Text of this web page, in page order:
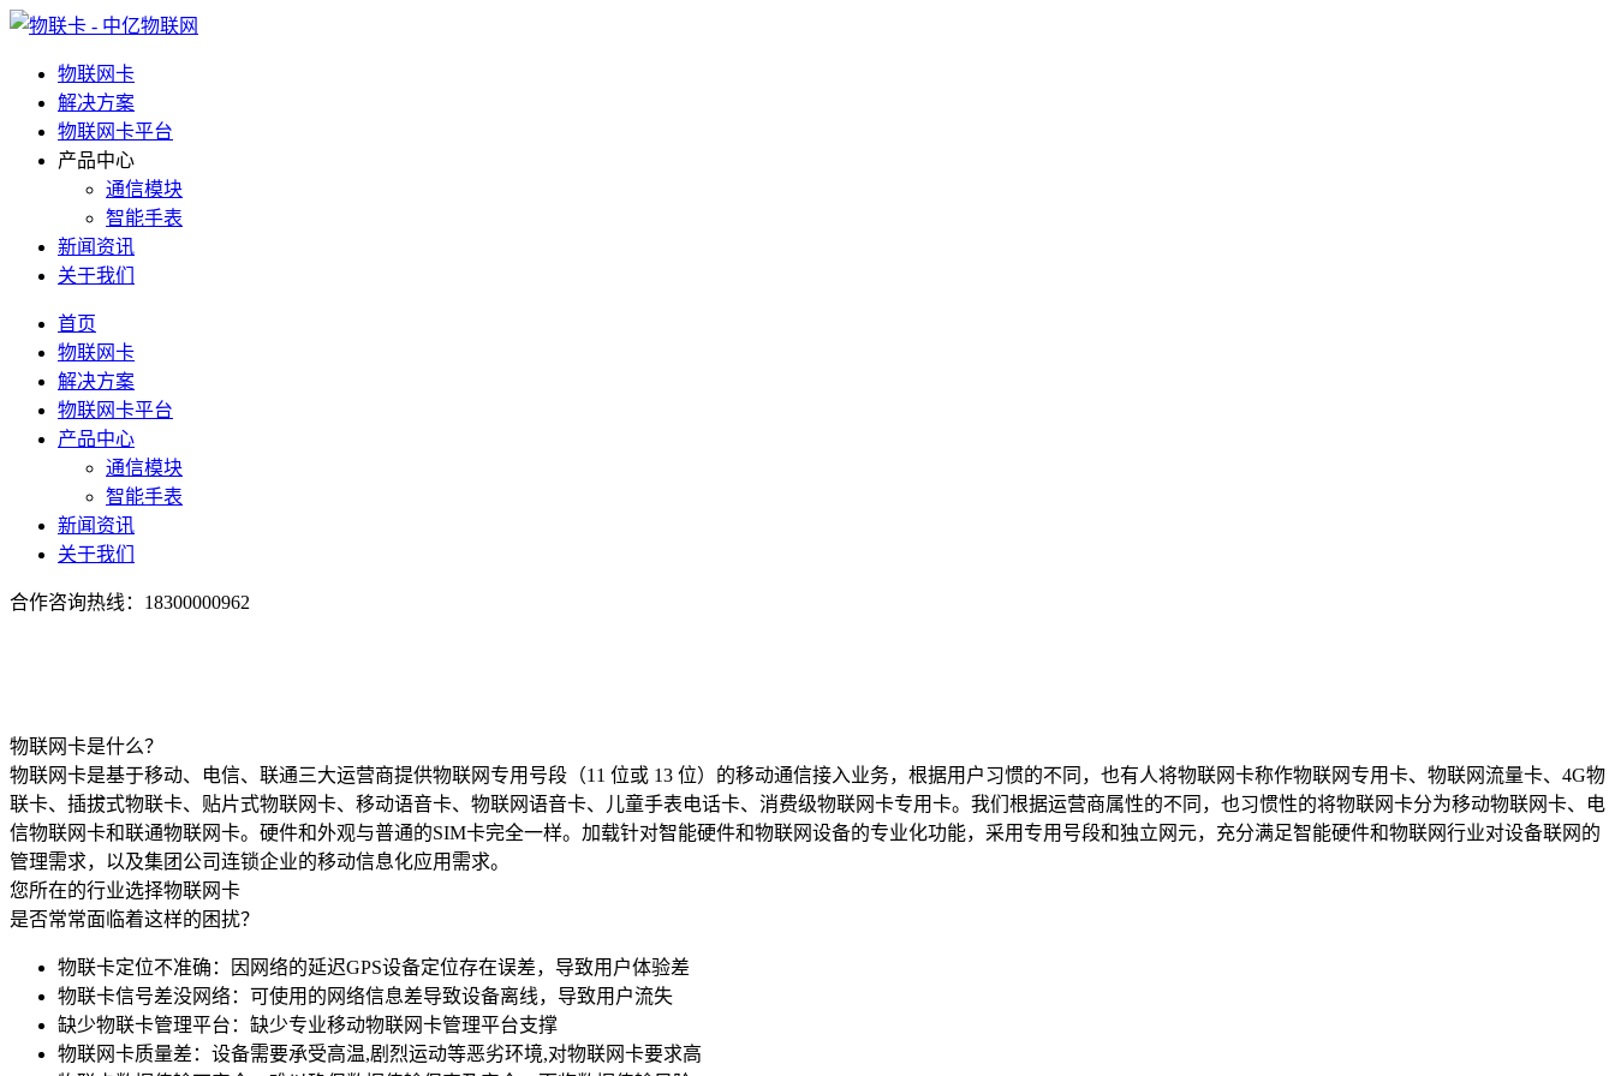
物联网卡
解决方案
物联网卡平台
产品中心
通信模块
智能手表
新闻资讯
关于我们
首页
物联网卡
解决方案
物联网卡平台
产品中心
通信模块
智能手表
新闻资讯
关于我们
合作咨询热线： 18300000962
物联网卡是什么？
物联网卡是基于移动、电信、联通三大运营商提供物联网专用号段（11 位或 13 位）的移动通信接入业务，根据用户习惯的不同，也有人将物联网卡称作物联网专用卡、物联网流量卡、4G物
联卡、插拔式物联卡、贴片式物联网卡、移动语音卡、物联网语音卡、儿童手表电话卡、消费级物联网卡专用卡。我们根据运营商属性的不同，也习惯性的将物联网卡分为移动物联网卡、电
信物联网卡和联通物联网卡。硬件和外观与普通的SIM卡完全一样。加载针对智能硬件和物联网设备的专业化功能，采用专用号段和独立网元，充分满足智能硬件和物联网行业对设备联网的
管理需求，以及集团公司连锁企业的移动信息化应用需求。
您所在的行业选择物联网卡
是否常常面临着这样的困扰？
物联卡定位不准确：
因网络的延迟GPS设备定位存在误差，导致用户体验差
物联卡信号差没网络： 可使用的网络信息差导致设备离线，导致用户流失
缺少物联卡管理平台： 缺少专业移动物联网卡管理平台支撑
物联网卡质量差： 设备需要承受高温,剧烈运动等恶劣环境,对物联网卡要求高